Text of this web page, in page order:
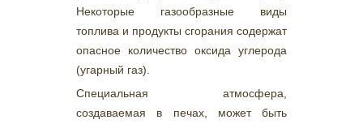
Некоторые газообразные виды
топлива и продукты сгорания содержат
опасное количество оксида углерода
(угарный газ).
Специальная атмосфера,
создаваемая в печах, может быть